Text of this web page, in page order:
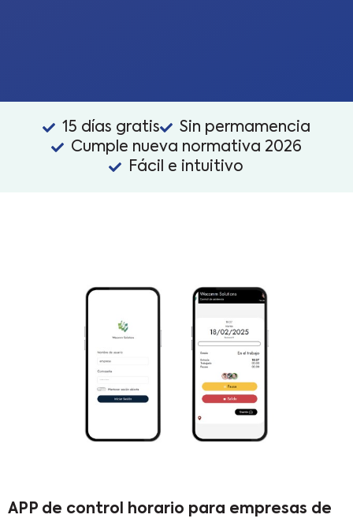
15 días gratis
Sin permamencia
Cumple nueva normativa 2026
Fácil e intuitivo
APP de control horario para empresas de